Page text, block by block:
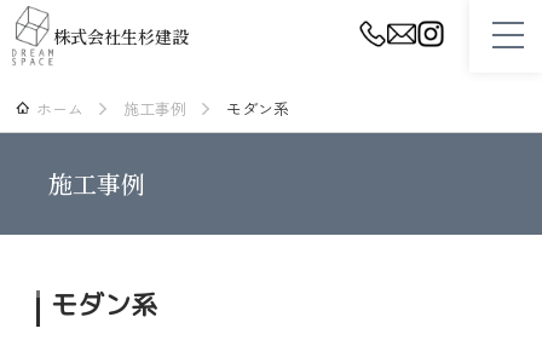
株式会社生杉建設
設計・プランニング
性能・品質・保証
ホーム 施工事例 モダン系
施工事例
モダン系